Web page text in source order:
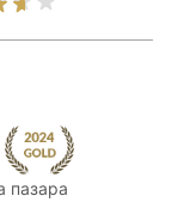
пазара